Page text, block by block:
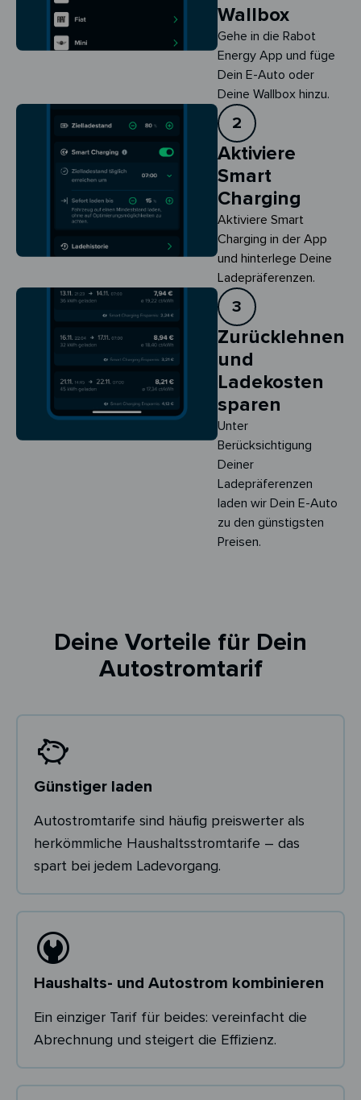
Wallbox
Gehe in die Rabot
Energy App und füge
Dein E-Auto oder
Deine Wallbox hinzu.
2
Aktiviere
Smart
Charging
Aktiviere Smart
Charging in der App
und hinterlege Deine
Ladepräferenzen.
3
Zurücklehnen
und
Ladekosten
sparen
Unter
Berücksichtigung
Deiner
Ladepräferenzen
laden wir Dein E-Auto
zu den günstigsten
Preisen.
Deine Vorteile für Dein
Autostromtarif
Günstiger laden
Autostromtarife sind häufig preiswerter als
herkömmliche Haushaltsstromtarife – das
spart bei jedem Ladevorgang.
Haushalts- und Autostrom kombinieren
Ein einziger Tarif für beides: vereinfacht die
Abrechnung und steigert die Effizienz.